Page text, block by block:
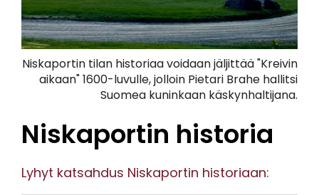
Niskaportin tilan historiaa voidaan jäljittää "Kreivin
aikaan" 1600-luvulle, jolloin Pietari Brahe hallitsi
Suomea kuninkaan käskynhaltijana.
Niskaportin historia
Lyhyt katsahdus Niskaportin historiaan: